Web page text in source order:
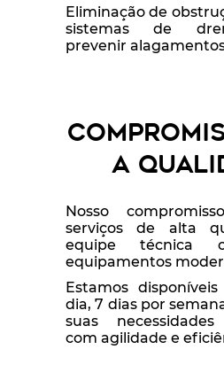
Eliminação de
sistemas de
prevenir
a
Nosso
serviços de alta
equipe técnica
equipamentos
Estamos
dia, 7 dias por
suas
com agilidade e